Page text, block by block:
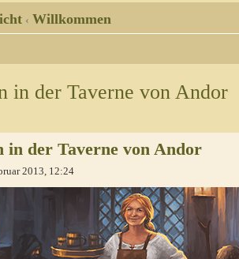
‹ Willkommen
in der Taverne von Andor
in der Taverne von Andor
2013, 12:24